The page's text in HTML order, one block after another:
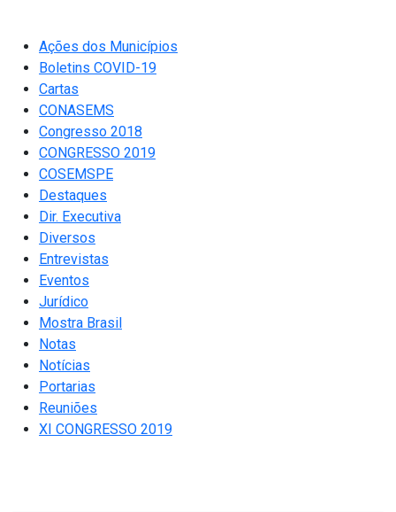
Ações dos Municípios
Boletins COVID-19
Cartas
CONASEMS
Congresso 2018
CONGRESSO 2019
COSEMSPE
Destaques
Dir. Executiva
Diversos
Entrevistas
Eventos
Jurídico
Mostra Brasil
Notas
Notícias
Portarias
Reuniões
XI CONGRESSO 2019